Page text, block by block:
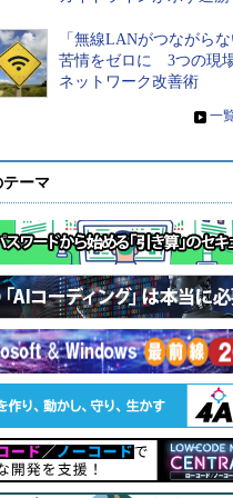
「無線LANがつながら
苦情をゼロに 3つの現
ネットワーク改善術
» 一
ーマ